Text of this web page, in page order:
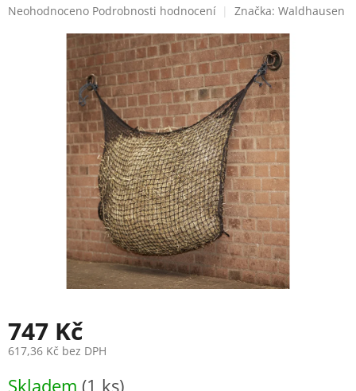
Průměrné
Neohodnoceno Podrobnosti hodnocení Značka: Waldhausen
747 Kč
617,36 Kč bez DPH
Skladem (1 ks)